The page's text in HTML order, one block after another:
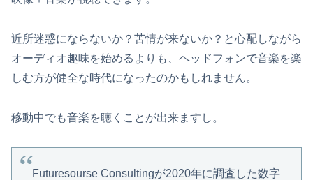
近所迷惑にならないか？苦情が来ないか？と心配しながら
オーディオ趣味を始めるよりも、ヘッドフォンで音楽を楽
しむ方が健全な時代になったのかもしれません。
移動中でも音楽を聴くことが出来ますし。
Futuresourse Consultingが2020年に調査した数字